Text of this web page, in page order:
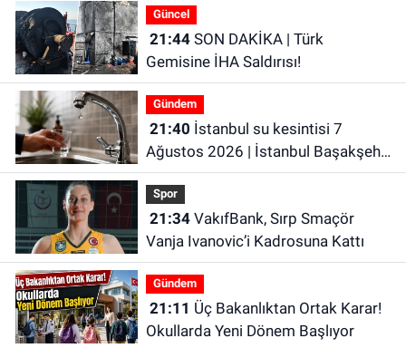
Güncel
21:44SON DAKİKA | Türk
Gemisine İHA Saldırısı!
Gündem
21:40
Ağustos 2026 | İstanbul Başakşehir
Su Kesintisi | İstanbul’da Son
Dakika Su Kesintileri!
Spor
21:34VakıfBank, Sırp Smaçör
Vanja Ivanovic’i Kadrosuna Kattı
Gündem
21:11
Okullarda Yeni Dönem Başlıyor